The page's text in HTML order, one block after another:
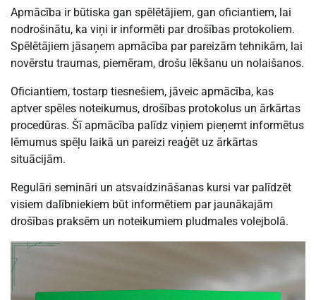
Apmācība ir būtiska gan spēlētājiem, gan oficiantiem, lai
nodrošinātu, ka viņi ir informēti par drošības protokoliem.
Spēlētājiem jāsaņem apmācība par pareizām tehnikām, lai
novērstu traumas, piemēram, drošu lēkšanu un nolaišanos.
Oficiantiem, tostarp tiesnešiem, jāveic apmācība, kas
aptver spēles noteikumus, drošības protokolus un ārkārtas
procedūras. Šī apmācība palīdz viņiem pieņemt informētus
lēmumus spēļu laikā un pareizi reaģēt uz ārkārtas
situācijām.
Regulāri semināri un atsvaidzināšanas kursi var palīdzēt
visiem dalībniekiem būt informētiem par jaunākajām
drošības praksēm un noteikumiem pludmales volejbolā.